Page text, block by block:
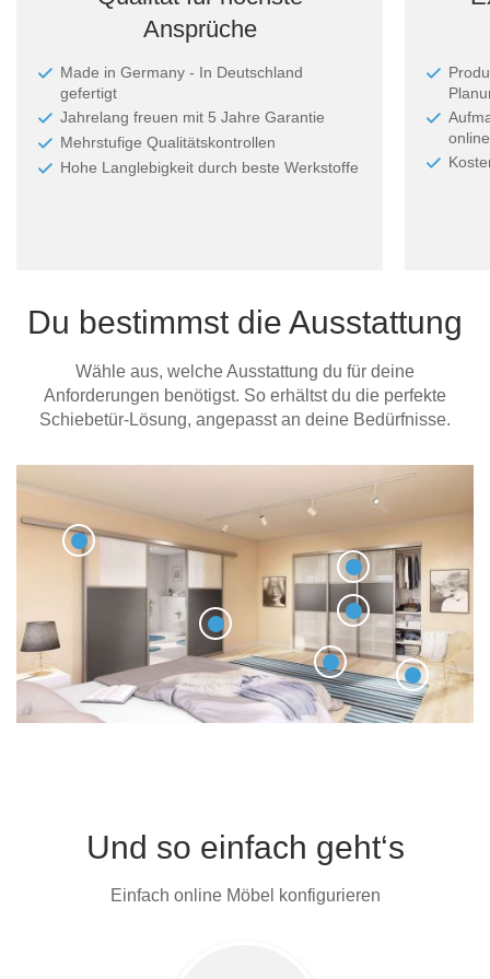
Ansprüche
Made in Germany - In Deutschland
gefertigt
Jahrelang freuen mit 5 Jahre Garantie
Mehrstufige Qualitätskontrollen
Hohe Langlebigkeit durch beste Werkstoffe
Du bestimmst die Ausstattung
Wähle aus, welche Ausstattung du für deine
Anforderungen benötigst. So erhältst du die perfekte
Schiebetür-Lösung, angepasst an deine Bedürfnisse.
Und so einfach geht‘s
Einfach online Möbel konfigurieren